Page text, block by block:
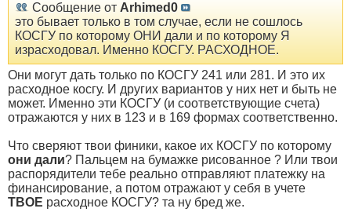
Сообщение от Arhimed0
это бывает только в том случае, если не сошлось
КОСГУ по которому ОНИ дали и по которому Я
израсходовал. Именно КОСГУ. РАСХОДНОЕ.
Они могут дать только по КОСГУ 241 или 281. И это их
расходное косгу. И других вариантов у них нет и быть не
может. Именно эти КОСГУ (и соответствующие счета)
отражаются у них в 123 и в 169 формах соответственно.
Что сверяют твои финики, какое их КОСГУ по которому
они дали? Пальцем на бумажке рисованное ? Или твои
распорядители тебе реально отправляют платежку на
финансирование, а потом отражают у себя в учете
ТВОЕ расходное КОСГУ? та ну бред же.